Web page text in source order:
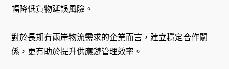
幅降低貨物延誤風險。
對於長期有兩岸物流需求的企業而言，建立穩定合作關
係，更有助於提升供應鏈管理效率。